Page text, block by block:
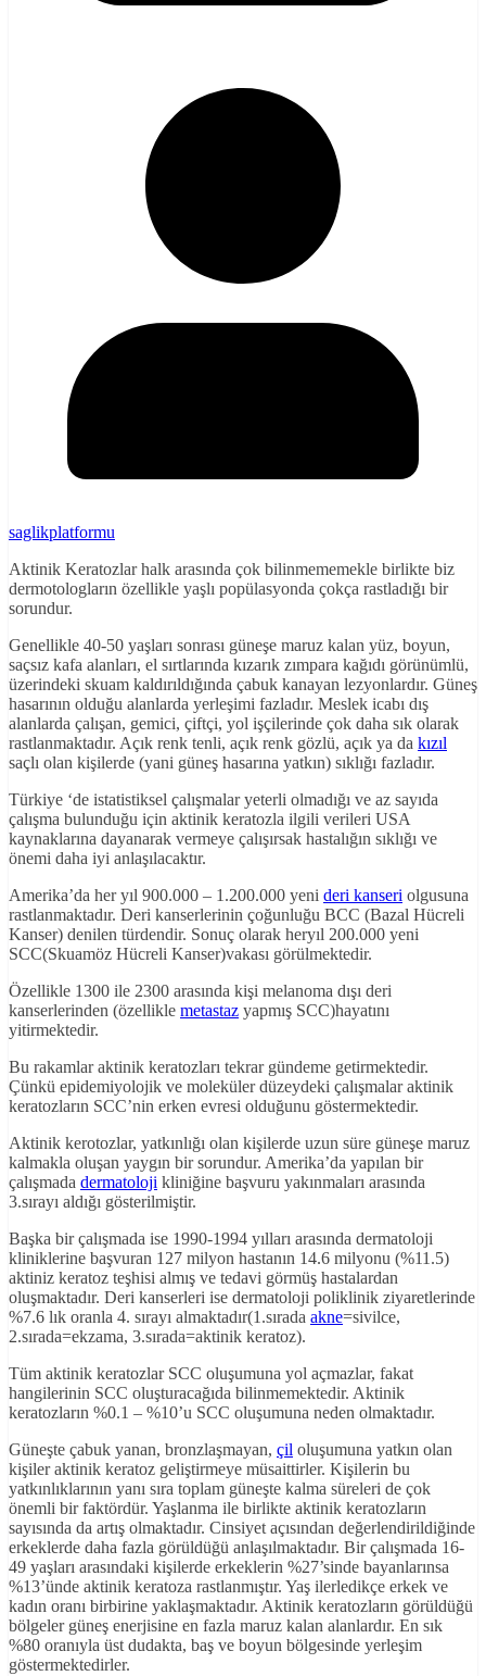
saglikplatformu
Aktinik Keratozlar halk arasında çok bilinmememekle birlikte biz
dermotologların özellikle yaşlı popülasyonda çokça rastladığı bir
sorundur.
Genellikle 40-50 yaşları sonrası güneşe maruz kalan yüz, boyun,
saçsız kafa alanları, el sırtlarında kızarık zımpara kağıdı görünümlü,
üzerindeki skuam kaldırıldığında çabuk kanayan lezyonlardır. Güneş
hasarının olduğu alanlarda yerleşimi fazladır. Meslek icabı dış
alanlarda çalışan, gemici, çiftçi, yol işçilerinde çok daha sık olarak
rastlanmaktadır. Açık renk tenli, açık renk gözlü, açık ya da kızıl
saçlı olan kişilerde (yani güneş hasarına yatkın) sıklığı fazladır.
Türkiye ‘de istatistiksel çalışmalar yeterli olmadığı ve az sayıda
çalışma bulunduğu için aktinik keratozla ilgili verileri USA
kaynaklarına dayanarak vermeye çalışırsak hastalığın sıklığı ve
önemi daha iyi anlaşılacaktır.
Amerika’da her yıl 900.000 – 1.200.000 yeni deri kanseri olgusuna
rastlanmaktadır. Deri kanserlerinin çoğunluğu BCC (Bazal Hücreli
Kanser) denilen türdendir. Sonuç olarak heryıl 200.000 yeni
SCC(Skuamöz Hücreli Kanser)vakası görülmektedir.
Özellikle 1300 ile 2300 arasında kişi melanoma dışı deri
kanserlerinden (özellikle metastaz yapmış SCC)hayatını
yitirmektedir.
Bu rakamlar aktinik keratozları tekrar gündeme getirmektedir.
Çünkü epidemiyolojik ve moleküler düzeydeki çalışmalar aktinik
keratozların SCC’nin erken evresi olduğunu göstermektedir.
Aktinik kerotozlar, yatkınlığı olan kişilerde uzun süre güneşe maruz
kalmakla oluşan yaygın bir sorundur. Amerika’da yapılan bir
çalışmada dermatoloji kliniğine başvuru yakınmaları arasında
3.sırayı aldığı gösterilmiştir.
Başka bir çalışmada ise 1990-1994 yılları arasında dermatoloji
kliniklerine başvuran 127 milyon hastanın 14.6 milyonu (%11.5)
aktiniz keratoz teşhisi almış ve tedavi görmüş hastalardan
oluşmaktadır. Deri kanserleri ise dermatoloji poliklinik ziyaretlerinde
%7.6 lık oranla 4. sırayı almaktadır(1.sırada akne=sivilce,
2.sırada=ekzama, 3.sırada=aktinik keratoz).
Tüm aktinik keratozlar SCC oluşumuna yol açmazlar, fakat
hangilerinin SCC oluşturacağıda bilinmemektedir. Aktinik
keratozların %0.1 – %10’u SCC oluşumuna neden olmaktadır.
Güneşte çabuk yanan, bronzlaşmayan, çil oluşumuna yatkın olan
kişiler aktinik keratoz geliştirmeye müsaittirler. Kişilerin bu
yatkınlıklarının yanı sıra toplam güneşte kalma süreleri de çok
önemli bir faktördür. Yaşlanma ile birlikte aktinik keratozların
sayısında da artış olmaktadır. Cinsiyet açısından değerlendirildiğinde
erkeklerde daha fazla görüldüğü anlaşılmaktadır. Bir çalışmada 16-
49 yaşları arasındaki kişilerde erkeklerin %27’sinde bayanlarınsa
%13’ünde aktinik keratoza rastlanmıştır. Yaş ilerledikçe erkek ve
kadın oranı birbirine yaklaşmaktadır. Aktinik keratozların görüldüğü
bölgeler güneş enerjisine en fazla maruz kalan alanlardır. En sık
%80 oranıyla üst dudakta, baş ve boyun bölgesinde yerleşim
göstermektedirler.